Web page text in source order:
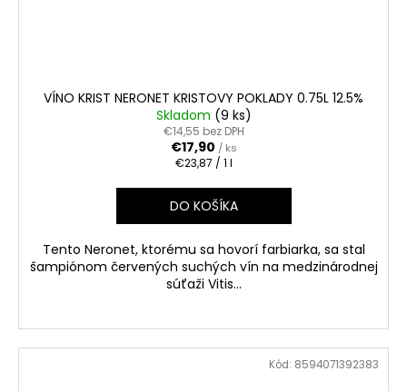
VÍNO KRIST NERONET KRISTOVY POKLADY 0.75L 12.5%
Skladom (9 ks)
€14,55 bez DPH
€17,90 / ks
Jednotková
€23,87 / 1 l
DO KOŠÍKA
Tento Neronet, ktorému sa hovorí farbiarka, sa stal
šampiónom červených suchých vín na medzinárodnej
súťaži Vitis...
Kód: 8594071392383